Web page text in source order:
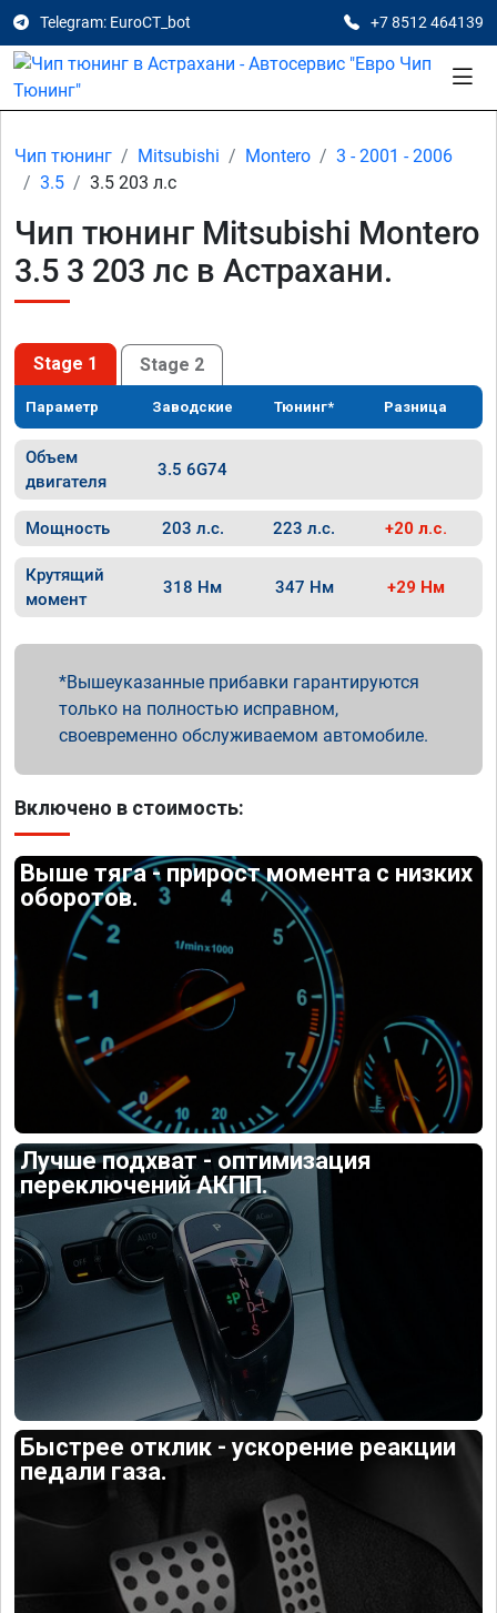
Telegram: EuroCT_bot +7 8512 464139
Чип тюнинг Mitsubishi Montero
3 - 2001 - 2006
3.5
3.5 203 л.с
Чип тюнинг Mitsubishi Montero
3.5 3 203 лс в Астрахани.
Stage 1 Stage 2
Параметр Заводские Тюнинг* Разница
Объем
двигателя
3.5 6G74
Мощность 203 л.с. 223 л.с. +20 л.с.
Крутящий
момент
318 Нм 347 Нм +29 Нм
Вышеуказанные прибавки гарантируются
только на полностью исправном,
своевременно обслуживаемом автомобиле.
Включено в стоимость:
Выше тяга - прирост момента с низких
оборотов.
Лучше подхват - оптимизация
переключений АКПП.
Быстрее отклик - ускорение реакции
педали газа.